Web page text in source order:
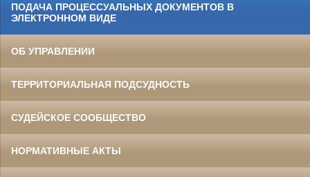
ПОДАЧА ПРОЦЕССУАЛЬНЫХ ДОКУМЕНТОВ В
ЭЛЕКТРОННОМ ВИДЕ
ОБ УПРАВЛЕНИИ
ТЕРРИТОРИАЛЬНАЯ ПОДСУДНОСТЬ
СУДЕЙСКОЕ СООБЩЕСТВО
НОРМАТИВНЫЕ АКТЫ